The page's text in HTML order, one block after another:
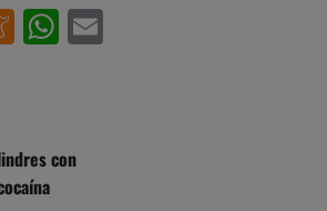
Meneame
WhatsApp
con